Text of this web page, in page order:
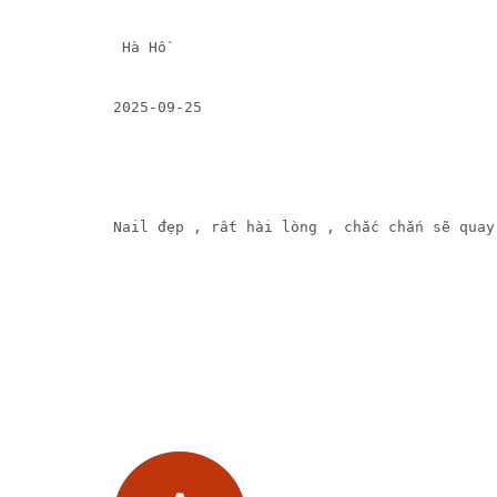
Hà Hồ
2025-09-25
Nail đẹp , rất hài lòng , chắc chắn sẽ